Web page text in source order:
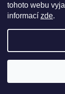
tohoto webu
informací zde.
Objednávky